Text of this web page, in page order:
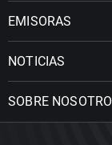
EMISORAS
NOTICIAS
SOBRE